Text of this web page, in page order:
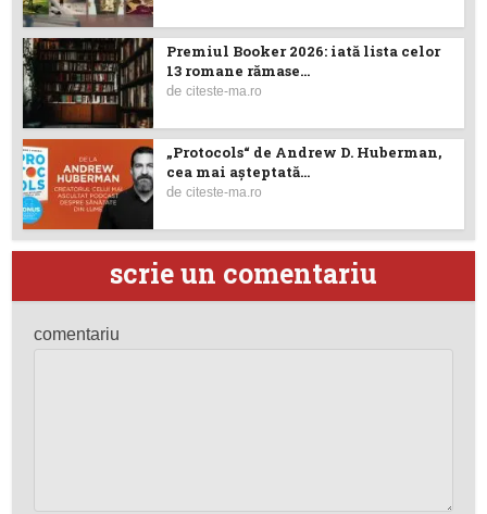
Premiul Booker 2026: iată lista celor
13 romane rămase...
deciteste-ma.ro
„Protocols“ de Andrew D. Huberman,
cea mai așteptată...
deciteste-ma.ro
scrie un comentariu
comentariu